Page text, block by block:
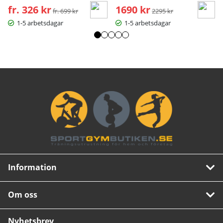
fr. 326 kr Ordinarie pris:
fr. 699 kr
1-5 arbetsdagar
1690 kr Ordinarie pris:
2295 kr
1-5 arbetsdagar
Information
Om oss